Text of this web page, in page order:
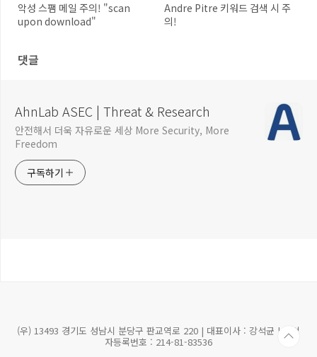
악성 스팸 메일 주의! "scan
upon download"
Andre Pitre 키워드 검색 시 주
의!
댓글
AhnLab ASEC | Threat & Research
안전해서 더욱 자유로운 세상 More Security, More
Freedom
구독하기
(우) 13493 경기도 성남시 분당구 판교역로 220 | 대표이사 : 강석균 | 사업
자등록번호 : 214-81-83536